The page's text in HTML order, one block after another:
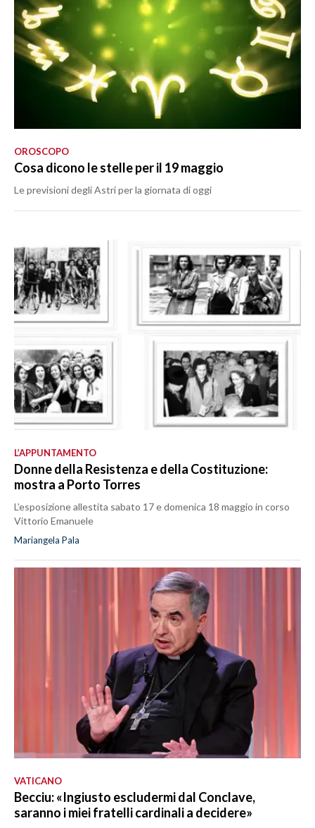
OROSCOPO
Cosa dicono le stelle per il 19 maggio
Le previsioni degli Astri per la giornata di oggi
L’APPUNTAMENTO
Donne della Resistenza e della Costituzione:
mostra a Porto Torres
L’esposizione allestita sabato 17 e domenica 18 maggio in corso
Vittorio Emanuele
Mariangela Pala
VATICANO
Becciu: «Ingiusto escludermi dal Conclave,
saranno i miei fratelli cardinali a decidere»